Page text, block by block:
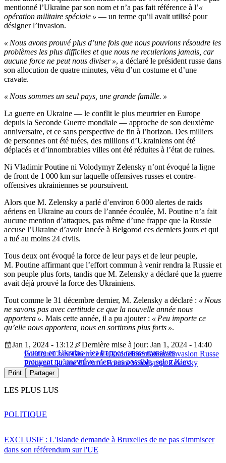
mentionné l’Ukraine par son nom et n’a pas fait référence à l’«
opération militaire spéciale » — un terme qu’il avait utilisé pour
désigner l’invasion.
« Nous avons prouvé plus d’une fois que nous pouvions résoudre les
problèmes les plus difficiles et que nous ne reculerions jamais, car
aucune force ne peut nous diviser », a déclaré le président russe dans
son allocution de quatre minutes, vêtu d’un costume et d’une
cravate.
« Nous sommes un seul pays, une grande famille. »
La guerre en Ukraine — le conflit le plus meurtrier en Europe
depuis la Seconde Guerre mondiale — approche de son deuxième
anniversaire, et ce sans perspective de fin à l’horizon. Des milliers
de personnes ont été tuées, des millions d’Ukrainiens ont été
déplacés et d’innombrables villes ont été réduites à l’état de ruines.
Ni Vladimir Poutine ni Volodymyr Zelensky n’ont évoqué la ligne
de front de 1 000 km sur laquelle offensives russes et contre-
offensives ukrainiennes se poursuivent.
Alors que M. Zelensky a parlé d’environ 6 000 alertes de raids
aériens en Ukraine au cours de l’année écoulée, M. Poutine n’a fait
aucune mention d’attaques, pas même d’une frappe que la Russie
accuse l’Ukraine d’avoir lancée à Belgorod ces derniers jours et qui
a tué au moins 24 civils.
Tous deux ont évoqué la force de leur pays et de leur peuple,
M. Poutine affirmant que l’effort commun à venir rendra la Russie et
son peuple plus forts, tandis que M. Zelensky a déclaré que la guerre
avait déjà prouvé la force des Ukrainiens.
Tout comme le 31 décembre dernier, M. Zelensky a déclaré : « Nous
ne savons pas avec certitude ce que la nouvelle année nous
apportera ». Mais cette année, il a pu ajouter : « Peu importe ce
qu’elle nous apportera, nous en sortirons plus forts ».
Guerre en Ukraine : les frappes russes massives
prouvent qu’une trêve n’est pas possible, selon Kiev
Jan 1, 2024 - 13:12
Dernière mise à jour: Jan 1, 2024 - 14:40
PolitiqueChineGuerre en UkraineInternationalinvasion Russe
PologneUkraineVladimir PoutineVolodymyr Zelensky
Print Partager
LES PLUS LUS
EXCLUSIF : L'Islande demande à Bruxelles de ne pas s'immiscer
dans son référendum sur l'UE
POLITIQUE